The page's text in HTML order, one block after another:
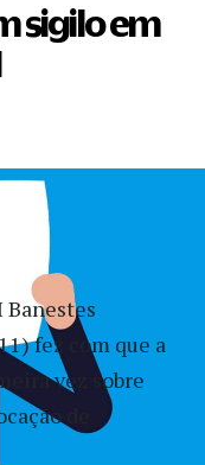
sigilo em
Banestes
fez com que a
vez sobre
de